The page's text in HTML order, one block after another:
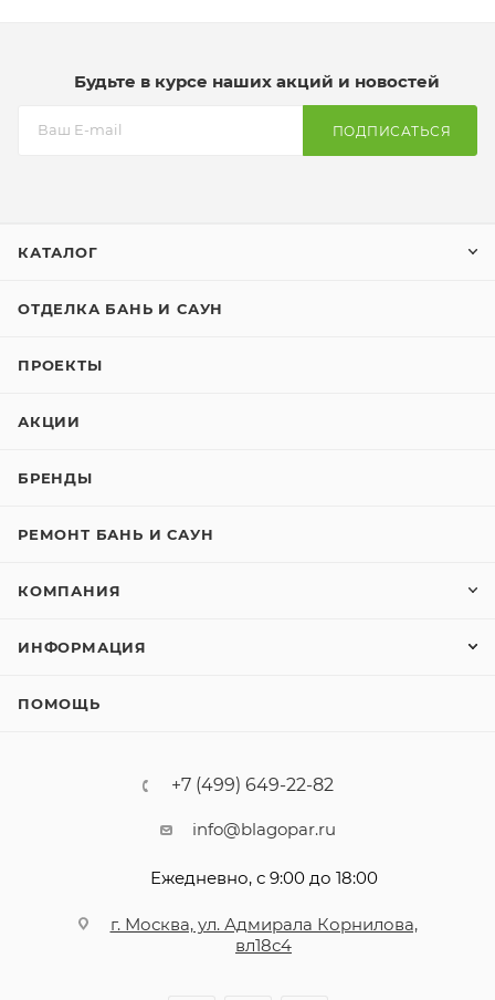
Будьте в курсе наших акций и новостей
ПОДПИСАТЬСЯ
КАТАЛОГ
ОТДЕЛКА БАНЬ И САУН
ПРОЕКТЫ
АКЦИИ
БРЕНДЫ
РЕМОНТ БАНЬ И САУН
КОМПАНИЯ
ИНФОРМАЦИЯ
ПОМОЩЬ
+7 (499) 649-22-82
info@blagopar.ru
Ежедневно, с 9:00 до 18:00
г. Москва, ул. Адмирала Корнилова,
вл18с4